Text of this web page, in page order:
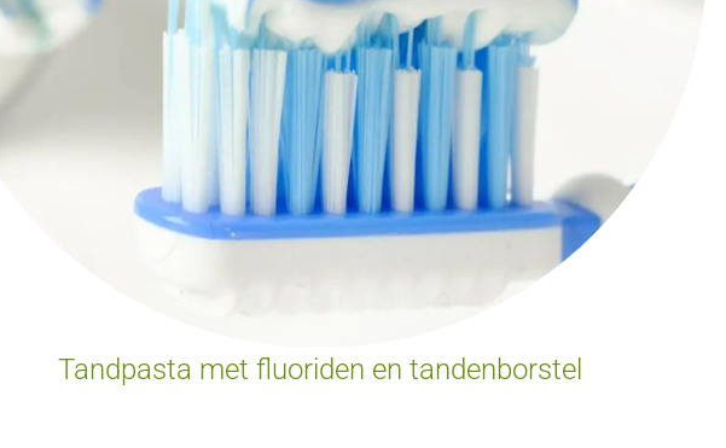
Tandpasta met fluoriden en tandenborstel